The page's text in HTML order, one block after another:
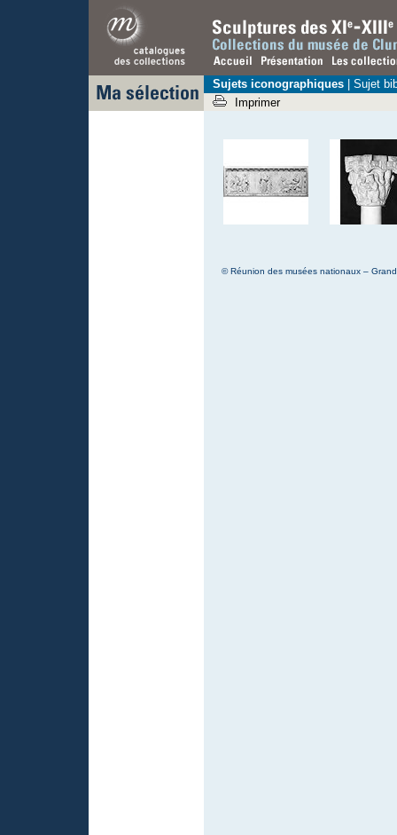
Sujets iconographiques
Sujet
Imprimer
© Réunion des musées nationaux –